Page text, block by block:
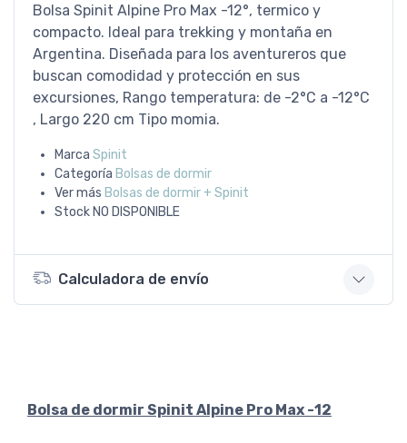
Bolsa Spinit Alpine Pro Max -12°, termico y
compacto. Ideal para trekking y montaña en
Argentina. Diseñada para los aventureros que
buscan comodidad y protección en sus
excursiones, Rango temperatura: de -2°C a -12°C
, Largo 220 cm Tipo momia.
Marca Spinit
Categoría Bolsas de dormir
Ver más Bolsas de dormir + Spinit
Stock NO DISPONIBLE
Calculadora de envío
Bolsa de dormir Spinit Alpine Pro Max -12